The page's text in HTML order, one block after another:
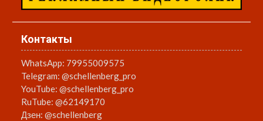
Контакты
WhatsApp: 79955009575
Telegram:@schellenberg_pro
YouTube:@schellenberg_pro
RuTube:@62149170
Дзен:@schellenberg